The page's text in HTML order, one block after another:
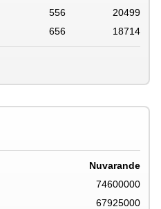
556
20499
656 18714
Nuvarande
74600000
67925000